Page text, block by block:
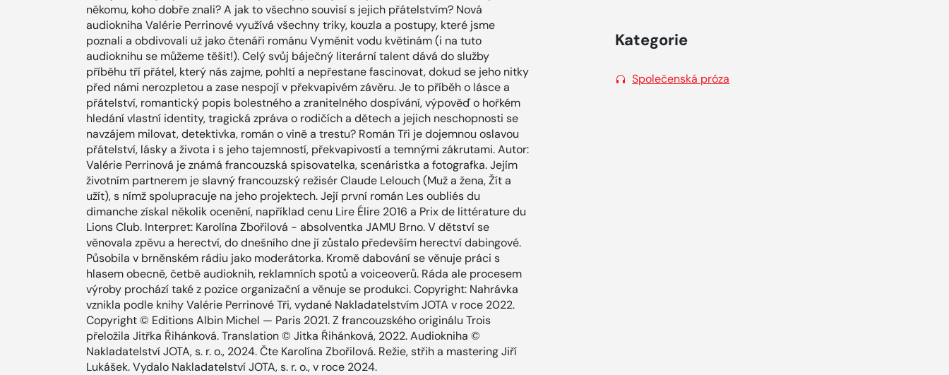
někomu, koho dobře znali? A jak to všechno souvisí s jejich přátelstvím? Nová
audiokniha Valérie Perrinové využívá všechny triky, kouzla a postupy, které jsme
poznali a obdivovali už jako čtenáři románu Vyměnit vodu květinám (i na tuto
audioknihu se můžeme těšit!). Celý svůj báječný literární talent dává do služby
příběhu tří přátel, který nás zajme, pohltí a nepřestane fascinovat, dokud se jeho nitky
před námi nerozpletou a zase nespojí v překvapivém závěru. Je to příběh o lásce a
přátelství, romantický popis bolestného a zranitelného dospívání, výpověď o hořkém
hledání vlastní identity, tragická zpráva o rodičích a dětech a jejich neschopnosti se
navzájem milovat, detektivka, román o vině a trestu? Román Tři je dojemnou oslavou
přátelství, lásky a života i s jeho tajemností, překvapivostí a temnými zákrutami. Autor:
Valérie Perrinová je známá francouzská spisovatelka, scenáristka a fotografka. Jejím
životním partnerem je slavný francouzský režisér Claude Lelouch (Muž a žena, Žít a
užít), s nímž spolupracuje na jeho projektech. Její první román Les oubliés du
dimanche získal několik ocenění, například cenu Lire Élire 2016 a Prix de littérature du
Lions Club. Interpret: Karolína Zbořilová - absolventka JAMU Brno. V dětství se
věnovala zpěvu a herectví, do dnešního dne jí zůstalo především herectví dabingové.
Působila v brněnském rádiu jako moderátorka. Kromě dabování se věnuje práci s
hlasem obecně, četbě audioknih, reklamních spotů a voiceoverů. Ráda ale procesem
výroby prochází také z pozice organizační a věnuje se produkci. Copyright: Nahrávka
vznikla podle knihy Valérie Perrinové Tři, vydané Nakladatelstvím JOTA v roce 2022.
Copyright © Editions Albin Michel — Paris 2021. Z francouzského originálu Trois
přeložila Jitřka Řihánková. Translation © Jitka Řihánková, 2022. Audiokniha ©
Nakladatelství JOTA, s. r. o., 2024. Čte Karolína Zbořilová. Režie, střih a mastering Jiří
Lukášek. Vydalo Nakladatelství JOTA, s. r. o., v roce 2024.
Kategorie
Společenská próza